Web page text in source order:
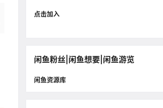
点击加入
闲鱼粉丝|闲鱼想要|闲鱼游览
闲鱼资源库